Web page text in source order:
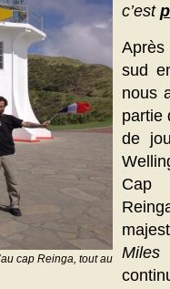
cap Reinga, tout au
c’est
Après
sud
nous
partie
de
Cap